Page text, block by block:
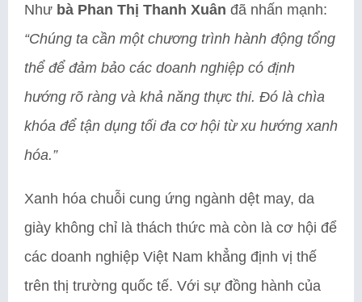
Như bà Phan Thị Thanh Xuân đã nhấn mạnh:
“Chúng ta cần một chương trình hành động tổng
thể để đảm bảo các doanh nghiệp có định
hướng rõ ràng và khả năng thực thi. Đó là chìa
khóa để tận dụng tối đa cơ hội từ xu hướng xanh
hóa.”
Xanh hóa chuỗi cung ứng ngành dệt may, da
giày không chỉ là thách thức mà còn là cơ hội để
các doanh nghiệp Việt Nam khẳng định vị thế
trên thị trường quốc tế. Với sự đồng hành của